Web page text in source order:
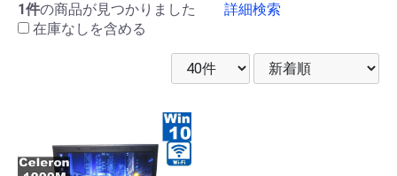
1件の商品が見つかりました
詳細検索
在庫なしを含める